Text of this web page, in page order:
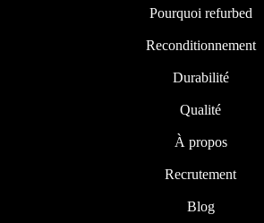
Pourquoi refurbed
Reconditionnement
Durabilité
Qualité
À propos
Recrutement
Blog